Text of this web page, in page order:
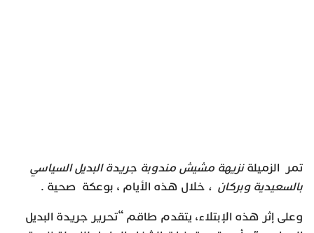
تمر الزميلةنزيهة مشيش مندوبة جريدة البديل السياسي
بالسعيدية وبركان ، خلال هذه الأيام ، بوعكة صحية .
وعلى إثر هذه الإبتلاء، يتقدم طاقم “تحرير جريدة البديل